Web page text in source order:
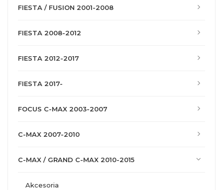
FIESTA / FUSION 2001-2008
FIESTA 2008-2012
FIESTA 2012-2017
FIESTA 2017-
FOCUS C-MAX 2003-2007
C-MAX 2007-2010
C-MAX / GRAND C-MAX 2010-2015
akcesoria